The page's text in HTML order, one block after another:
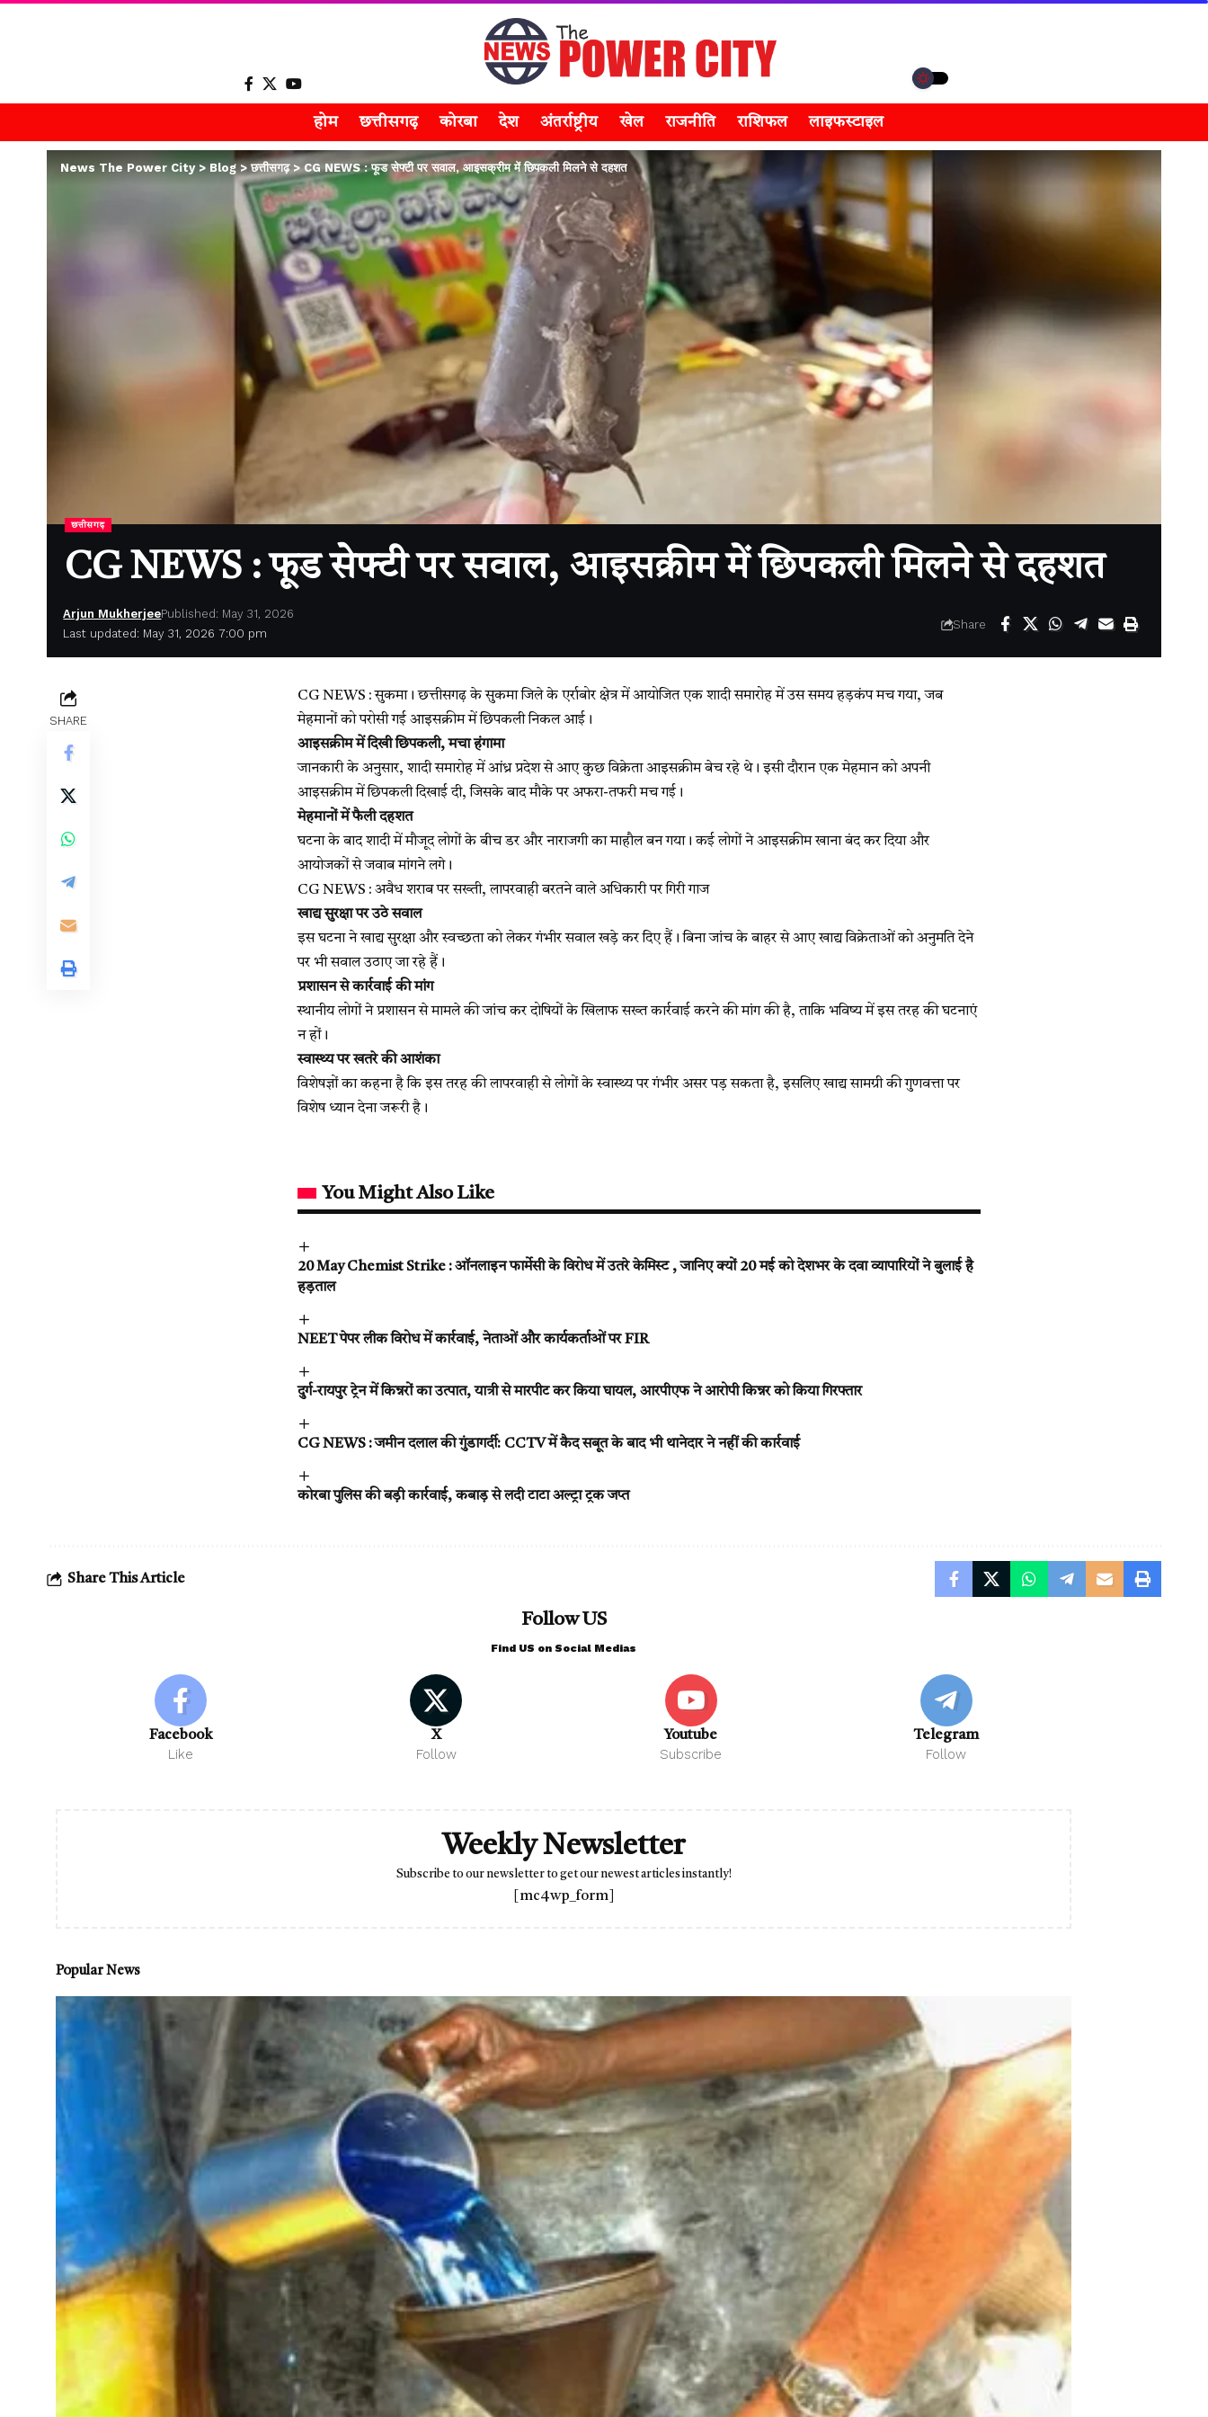
होम छत्तीसगढ़ कोरबा देश अंतर्राष्ट्रीय खेल राजनीति राशिफल लाइफस्टाइल
News The Power City> Blog>छत्तीसगढ़> CG NEWS : फूड सेफ्टी पर सवाल, आइसक्रीम में छिपकली मिलने से दहशत
छत्तीसगढ़
CG NEWS : फूड सेफ्टी पर सवाल, आइसक्रीम में छिपकली मिलने से दहशत
Last updated: May 31, 2026 7:00 pm
Arjun MukherjeePublished: May 31, 2026
Share
SHARE
CG NEWS : सुकमा। छत्तीसगढ़ के सुकमा जिले के एर्राबोर क्षेत्र में आयोजित एक शादी समारोह में उस समय हड़कंप मच गया, जब
मेहमानों को परोसी गई आइसक्रीम में छिपकली निकल आई।
आइसक्रीम में दिखी छिपकली, मचा हंगामा
जानकारी के अनुसार, शादी समारोह में आंध्र प्रदेश से आए कुछ विक्रेता आइसक्रीम बेच रहे थे। इसी दौरान एक मेहमान को अपनी
आइसक्रीम में छिपकली दिखाई दी, जिसके बाद मौके पर अफरा-तफरी मच गई।
मेहमानों में फैली दहशत
घटना के बाद शादी में मौजूद लोगों के बीच डर और नाराजगी का माहौल बन गया। कई लोगों ने आइसक्रीम खाना बंद कर दिया और
आयोजकों से जवाब मांगने लगे।
CG NEWS : अवैध शराब पर सख्ती, लापरवाही बरतने वाले अधिकारी पर गिरी गाज
खाद्य सुरक्षा पर उठे सवाल
इस घटना ने खाद्य सुरक्षा और स्वच्छता को लेकर गंभीर सवाल खड़े कर दिए हैं। बिना जांच के बाहर से आए खाद्य विक्रेताओं को अनुमति देने
पर भी सवाल उठाए जा रहे हैं।
प्रशासन से कार्रवाई की मांग
स्थानीय लोगों ने प्रशासन से मामले की जांच कर दोषियों के खिलाफ सख्त कार्रवाई करने की मांग की है, ताकि भविष्य में इस तरह की घटनाएं
न हों।
स्वास्थ्य पर खतरे की आशंका
विशेषज्ञों का कहना है कि इस तरह की लापरवाही से लोगों के स्वास्थ्य पर गंभीर असर पड़ सकता है, इसलिए खाद्य सामग्री की गुणवत्ता पर
विशेष ध्यान देना जरूरी है।
You Might Also Like
20 May Chemist Strike : ऑनलाइन फार्मेसी के विरोध में उतरे केमिस्ट , जानिए क्यों 20 मई को देशभर के दवा व्यापारियों ने बुलाई है
हड़ताल
NEET पेपर लीक विरोध में कार्रवाई, नेताओं और कार्यकर्ताओं पर FIR
दुर्ग-रायपुर ट्रेन में किन्नरों का उत्पात, यात्री से मारपीट कर किया घायल, आरपीएफ ने आरोपी किन्नर को किया गिरफ्तार
CG NEWS : जमीन दलाल की गुंडागर्दी: CCTV में कैद सबूत के बाद भी थानेदार ने नहीं की कार्रवाई
कोरबा पुलिस की बड़ी कार्रवाई, कबाड़ से लदी टाटा अल्ट्रा ट्रक जप्त
Share This Article
Follow US
Find US on Social Medias
Facebook
Like
X
Follow
Youtube
Subscribe
Telegram
Follow
Weekly Newsletter
Subscribe to our newsletter to get our newest articles instantly!
[mc4wp_form]
Popular News